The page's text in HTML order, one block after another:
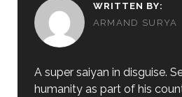
WRITTEN BY:
ARMAND SURYA
A super saiyan in disguise.
humanity as part of his